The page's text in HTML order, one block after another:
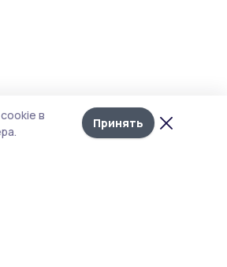
Лента
новостей
в
Принять